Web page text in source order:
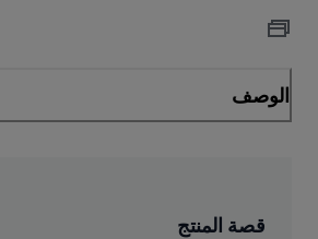
الوصف
قصة المنتج